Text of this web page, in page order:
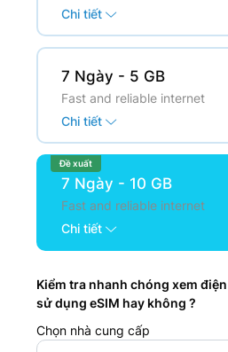
Chi tiết
7 Ngày - 5 GB
Fast and reliable internet
Chi tiết
Đề xuất
7 Ngày - 10 GB
Fast and reliable internet
Chi tiết
Kiểm tra nhanh chóng xem
sử dụng eSIM hay không ?
Chọn nhà cung cấp